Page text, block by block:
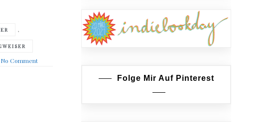
,
No Commenton
Folge Mir Auf Pinterest